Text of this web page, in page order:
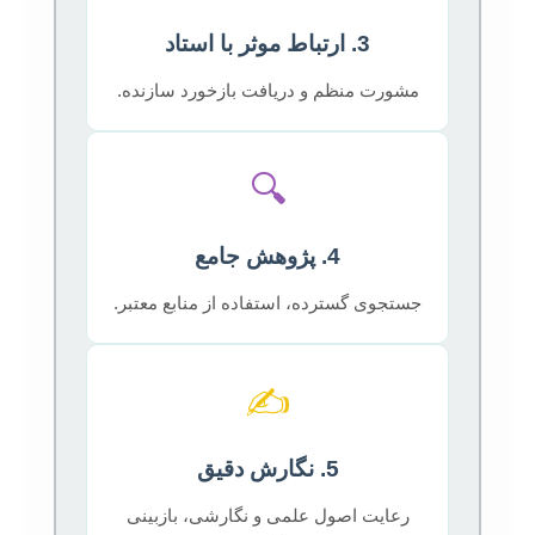
3. ارتباط موثر با استاد
مشورت منظم و دریافت بازخورد سازنده.
🔍
4. پژوهش جامع
جستجوی گسترده، استفاده از منابع معتبر.
✍️
5. نگارش دقیق
رعایت اصول علمی و نگارشی، بازبینی